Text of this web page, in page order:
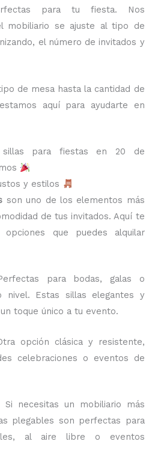
para tu fiesta. Nos
mobiliario se ajuste al tipo de
el número de invitados y
de mesa hasta la cantidad de
aquí para ayudarte en
para fiestas en 20 de
y estilos
son uno de los elementos más
de tus invitados. Aquí te
opciones que puedes alquilar
para bodas, galas o
nivel. Estas sillas elegantes y
toque único a tu evento.
opción clásica y resistente,
celebraciones o eventos de
Si necesitas un mobiliario más
plegables son perfectas para
al aire libre o eventos